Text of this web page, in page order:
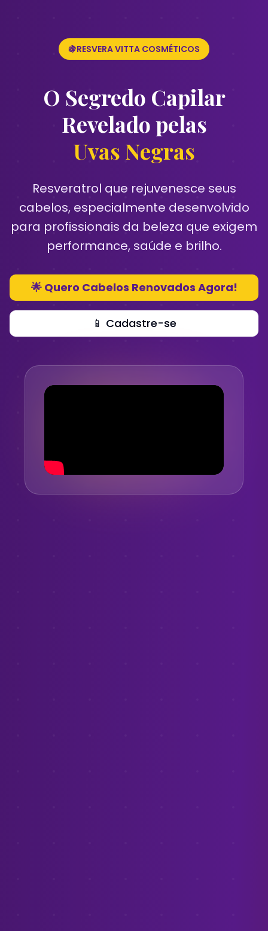
🍇RESVERA VITTA COSMÉTICOS
O Segredo Capilar
Revelado pelas
Uvas Negras
Resveratrol que rejuvenesce seus
cabelos, especialmente desenvolvido
para profissionais da beleza que exigem
performance, saúde e brilho.
🌟 Quero Cabelos Renovados Agora!
📱 Cadastre-se